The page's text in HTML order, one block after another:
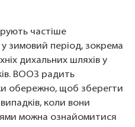
частіше
зимовий період, зокрема
дихальних шляхів у
ВООЗ радить
обережно, щоб зберегти
коли вони
можна ознайомитися